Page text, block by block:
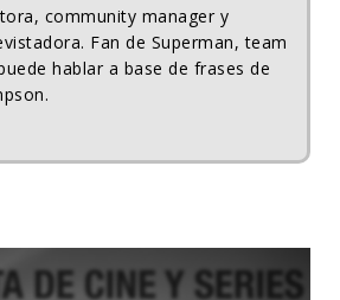
community manager y
Fan de Superman, team
hablar a base de frases de